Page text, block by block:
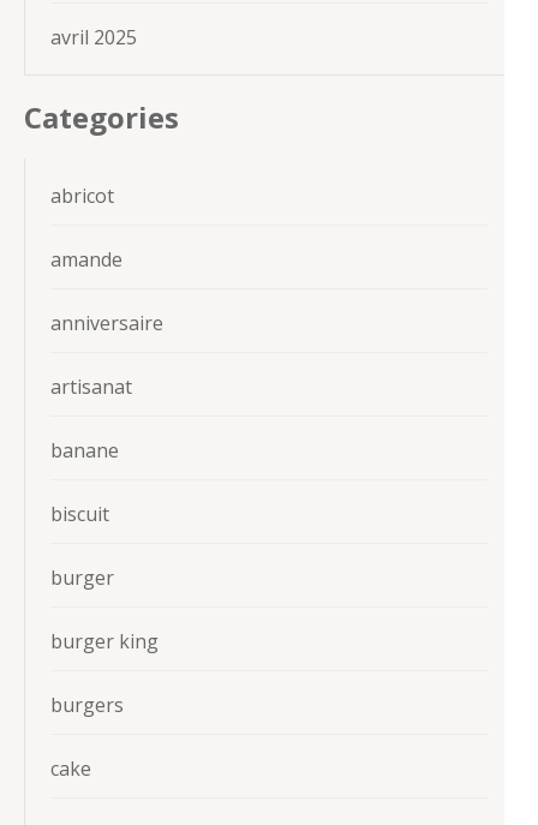
avril 2025
Categories
abricot
amande
anniversaire
artisanat
banane
biscuit
burger
burger king
burgers
cake